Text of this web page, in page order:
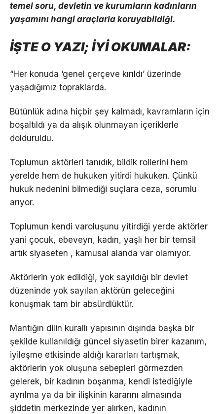
temel soru, devletin ve kurumların kadınların
yaşamını hangi araçlarla koruyabildiği.
İŞTE O YAZI; İYİ OKUMALAR:
“Her konuda ‘genel çerçeve kırıldı’ üzerinde
yaşadığımız topraklarda.
Bütünlük adına hiçbir şey kalmadı, kavramların için
boşaltıldı ya da alışık olunmayan içeriklerle
dolduruldu.
Toplumun aktörleri tanıdık, bildik rollerini hem
yerelde hem de hukuken yitirdi hukuken. Çünkü
hukuk nedenini bilmediği suçlara ceza, sorumlu
arıyor.
Toplumun kendi varoluşunu yitirdiği yerde aktörler
yani çocuk, ebeveyn, kadın, yaşlı her bir temsil
artık siyaseten , kamusal alanda var olamıyor.
Aktörlerin yok edildiği, yok sayıldığı bir devlet
düzeninde yok sayılan aktörün geleceğini
konuşmak tam bir absürdlüktür.
Mantığın dilin kurallı yapısının dışında başka bir
şekilde kullanıldığı güncel siyasetin birer kazanım,
iyileşme etkisinde aldığı kararları tartışmak,
aktörlerin yok oluşuna sebepleri görmezden
gelerek, bir kadının boşanma, kendi istediğiyle
ayrılma ya da bir ilişkinin kararını almasında
şiddetin merkezinde yer alırken, kadının